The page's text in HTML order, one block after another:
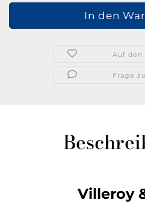
Auf den
Frage
Villeroy